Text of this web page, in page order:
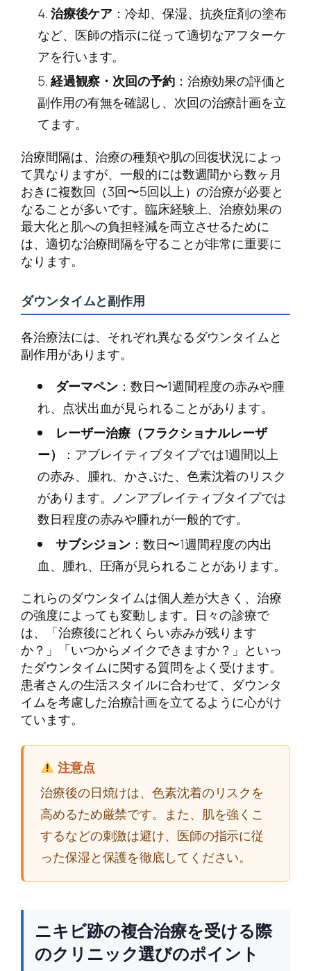
治療後ケア ：冷却、保湿、抗炎症剤の塗布
など、医師の指示に従って適切なアフターケ
アを行います。
経過観察・次回の予約：治療効果の評価と
副作用の有無を確認し、次回の治療計画を立
てます。
治療間隔は、治療の種類や肌の回復状況によっ
て異なりますが、一般的には数週間から数ヶ月
おきに複数回（3回〜5回以上）の治療が必要と
なることが多いです。臨床経験上、治療効果の
最大化と肌への負担軽減を両立させるために
は、適切な治療間隔を守ることが非常に重要に
なります。
ダウンタイムと副作用
各治療法には、それぞれ異なるダウンタイムと
副作用があります。
ダーマペン：数日〜1週間程度の赤みや腫
れ、点状出血が見られることがあります。
レーザー治療（フラクショナルレーザ
ー）
：アブレイティブタイプでは1週間以上
の赤み、腫れ、かさぶた、色素沈着のリスク
があります。ノンアブレイティブタイプでは
数日程度の赤みや腫れが一般的です。
サブシジョン：数日〜1週間程度の内出
血、腫れ、圧痛が見られることがあります。
これらのダウンタイムは個人差が大きく、治療
の強度によっても変動します。日々の診療で
は、「治療後にどれくらい赤みが残ります
か？」「いつからメイクできますか？」といっ
たダウンタイムに関する質問をよく受けます。
患者さんの生活スタイルに合わせて、ダウンタ
イムを考慮した治療計画を立てるように心がけ
ています。
注意点
治療後の日焼けは、色素沈着のリスクを
高めるため厳禁です。また、肌を強くこ
するなどの刺激は避け、医師の指示に従
った保湿と保護を徹底してください。
ニキビ跡の複合治療を受ける際
のクリニック選びのポイント